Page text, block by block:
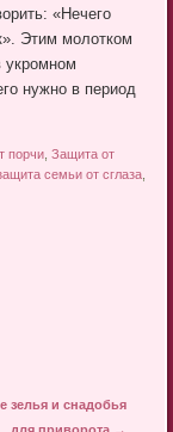
«Нечего
Этим молотком
укромном
нужно в период
порчи ,Защита от
семьи от сглаза
зелья и снадобья